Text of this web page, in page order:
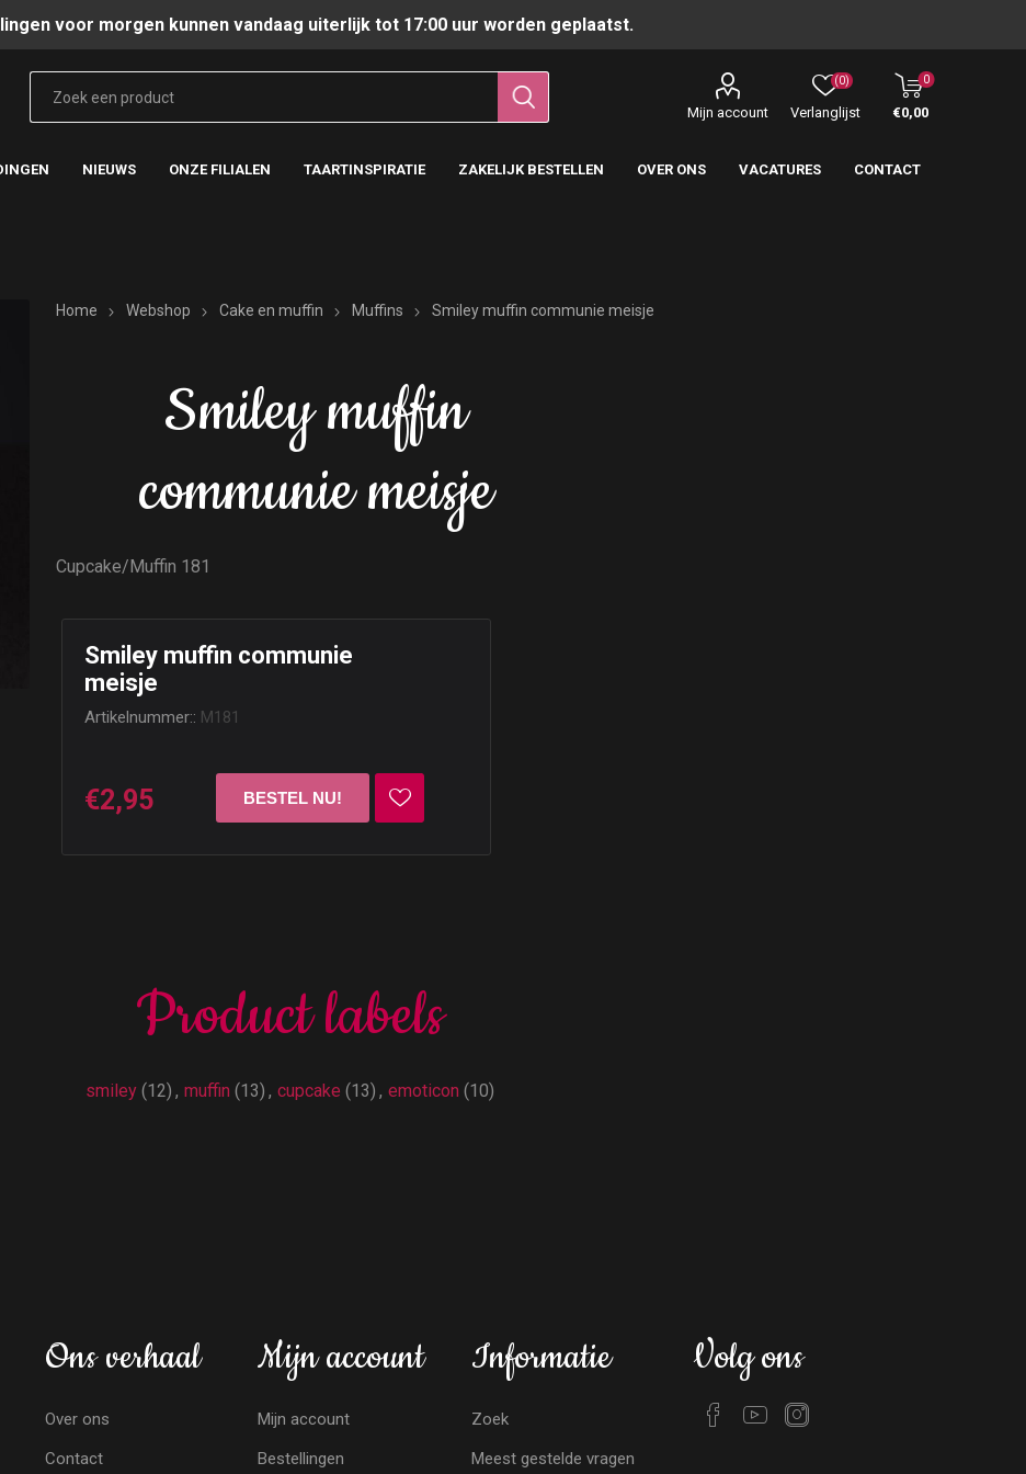
voor morgen kunnen vandaag uiterlijk tot 17:00 uur worden geplaatst.
Mijn account Verlanglijst
(0) 0
€0,00
NIEUWS ONZE FILIALEN TAARTINSPIRATIE ZAKELIJK BESTELLEN OVER ONS VACATURES CONTACT
Home Webshop Cake en muffin Muffins Smiley muffin communie meisje
Smiley muffin
communie meisje
Cupcake/Muffin 181
Smiley muffin communie
meisje
Artikelnummer:: M181
€2,95
Product labels
smiley (12) , muffin (13) , cupcake (13) , emoticon (10)
Ons verhaal
Over ons
Contact
Mijn account
Mijn account
Bestellingen
Informatie
Zoek
Meest gestelde vragen
Volg ons